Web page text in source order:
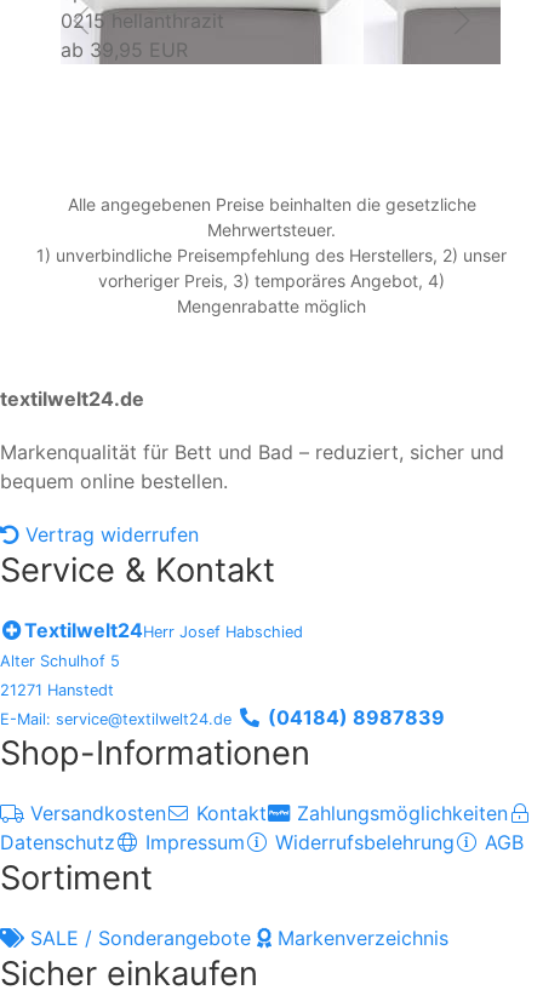
0215 hellanthrazit
ab 39,95 EUR
Alle angegebenen Preise beinhalten die gesetzliche
Mehrwertsteuer.
1) unverbindliche Preisempfehlung des Herstellers, 2) unser
vorheriger Preis, 3) temporäres Angebot, 4)
Mengenrabatte möglich
textilwelt24.de
Markenqualität für Bett und Bad – reduziert, sicher und
bequem online bestellen.
Vertrag widerrufen
Service & Kontakt
Textilwelt24Herr Josef Habschied
Alter Schulhof 5
21271 Hanstedt
E-Mail: service@textilwelt24.de
(04184) 8987839
Shop-Informationen
Versandkosten Kontakt
Zahlungsmöglichkeiten
Datenschutz
Impressum Widerrufsbelehrung AGB
Sortiment
SALE / Sonderangebote Markenverzeichnis
Sicher einkaufen